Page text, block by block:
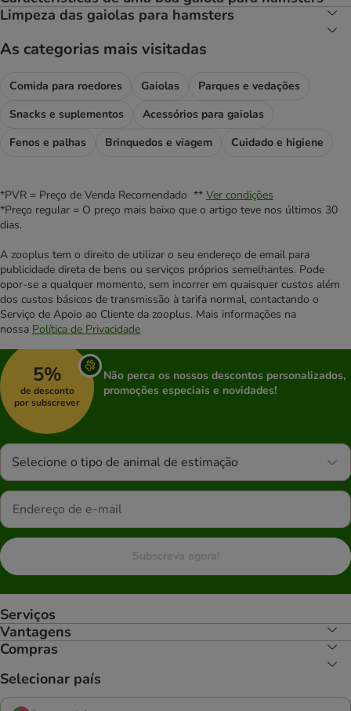
Limpeza das gaiolas para hamsters
As categorias mais visitadas
Comida para roedores Gaiolas
Parques e vedações
Snacks e suplementos
Acessórios para gaiolas
Fenos e palhas
Brinquedos e viagem Cuidado e higiene
*PVR = Preço de Venda Recomendado ** Ver condições
*Preço regular = O preço mais baixo que o artigo teve nos últimos 30
dias.
A zooplus tem o direito de utilizar o seu endereço de email para
publicidade direta de bens ou serviços próprios semelhantes. Pode
opor-se a qualquer momento, sem incorrer em quaisquer custos além
dos custos básicos de transmissão à tarifa normal, contactando o
Serviço de Apoio ao Cliente da zooplus. Mais informações na
nossa Política de Privacidade
5%
de desconto
por subscrever
Não perca os nossos descontos personalizados,
promoções especiais e novidades!
Selecione o tipo de animal de estimação
Subscreva agora!
Serviços
Vantagens
Compras
Selecionar país